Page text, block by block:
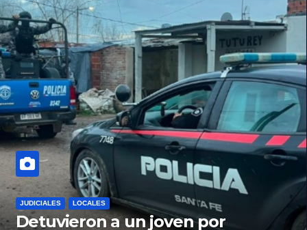
JUDICIALES LOCALES
Detuvieron a un joven por